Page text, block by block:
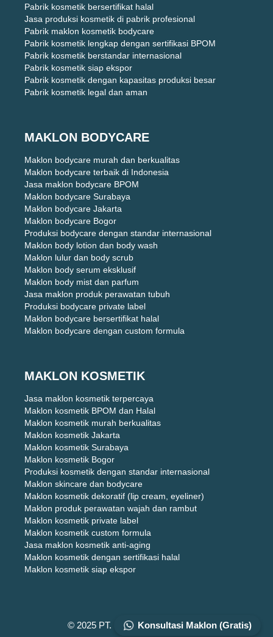
Pabrik kosmetik bersertifikat halal
Jasa produksi kosmetik di pabrik profesional
Pabrik maklon kosmetik bodycare
Pabrik kosmetik lengkap dengan sertifikasi BPOM
Pabrik kosmetik berstandar internasional
Pabrik kosmetik siap ekspor
Pabrik kosmetik dengan kapasitas produksi besar
Pabrik kosmetik legal dan aman
MAKLON BODYCARE
Maklon bodycare murah dan berkualitas
Maklon bodycare terbaik di Indonesia
Jasa maklon bodycare BPOM
Maklon bodycare Surabaya
Maklon bodycare Jakarta
Maklon bodycare Bogor
Produksi bodycare dengan standar internasional
Maklon body lotion dan body wash
Maklon lulur dan body scrub
Maklon body serum eksklusif
Maklon body mist dan parfum
Jasa maklon produk perawatan tubuh
Produksi bodycare private label
Maklon bodycare bersertifikat halal
Maklon bodycare dengan custom formula
MAKLON KOSMETIK
Jasa maklon kosmetik terpercaya
Maklon kosmetik BPOM dan Halal
Maklon kosmetik murah berkualitas
Maklon kosmetik Jakarta
Maklon kosmetik Surabaya
Maklon kosmetik Bogor
Produksi kosmetik dengan standar internasional
Maklon skincare dan bodycare
Maklon kosmetik dekoratif (lip cream, eyeliner)
Maklon produk perawatan wajah dan rambut
Maklon kosmetik private label
Maklon kosmetik custom formula
Jasa maklon kosmetik anti-aging
Maklon kosmetik dengan sertifikasi halal
Maklon kosmetik siap ekspor
© 2025 PT. DIZZA KARYA UTAMA
Konsultasi Maklon (Gratis)